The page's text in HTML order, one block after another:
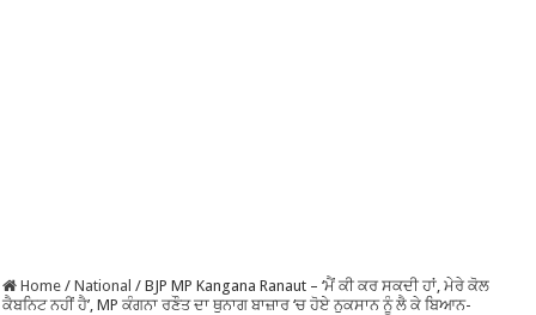
Home / National / BJP MP Kangana Ranaut – ‘ਮੈਂ ਕੀ ਕਰ ਸਕਦੀ ਹਾਂ, ਮੇਰੇ ਕੋਲ
ਕੈਬਨਿਟ ਨਹੀਂ ਹੈ’, MP ਕੰਗਨਾ ਰਣੌਤ ਦਾ ਥੁਨਾਗ ਬਾਜ਼ਾਰ ‘ਚ ਹੋਏ ਨੁਕਸਾਨ ਨੂੰ ਲੈ ਕੇ ਬਿਆਨ-